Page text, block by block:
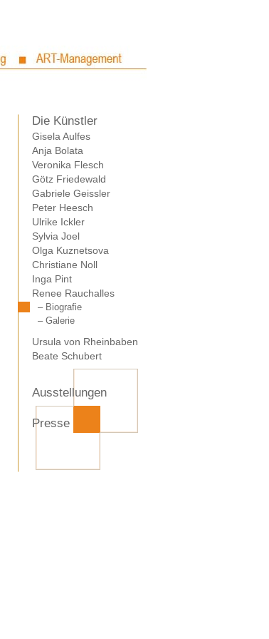
Die Künstler
Gisela Aulfes
Anja Bolata
Veronika Flesch
Götz Friedewald
Gabriele Geissler
Peter Heesch
Ulrike Ickler
Sylvia Joel
Olga Kuznetsova
Christiane Noll
Inga Pint
Renee Rauchalles
– Biografie
– Galerie
Ursula von Rheinbaben
Beate Schubert
Ausstellungen
Presse